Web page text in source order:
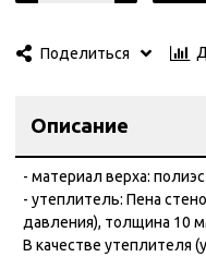
Поделиться
Описание
- материал верха:
- утеплитель: Пена
давления), толщина 10
В качестве утеплителя